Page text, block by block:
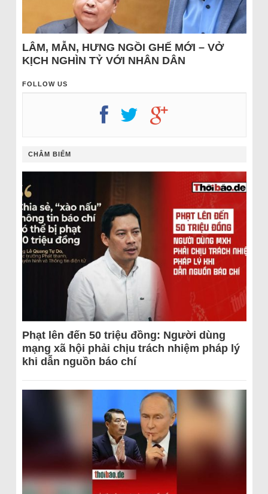
LÂM, MẪN, HƯNG NGỒI GHẾ MỚI – VỞ
KỊCH NGHÌN TỶ VỚI NHÂN DÂN
FOLLOW US
CHÂM BIẾM
Phạt lên đến 50 triệu đồng: Người dùng
mạng xã hội phải chịu trách nhiệm pháp lý
khi dẫn nguồn báo chí